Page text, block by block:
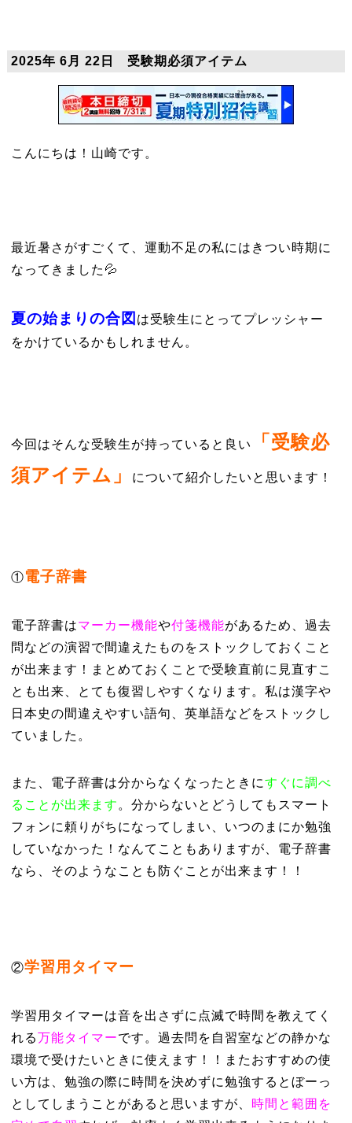
2025年 6月 22日 受験期必須アイテム
こんにちは！山崎です。
最近暑さがすごくて、運動不足の私にはきつい時期に
なってきました💦
夏の始まりの合図 は受験生にとってプレッシャー
をかけているかもしれません。
今回はそんな受験生が持っていると良い
「受験必
須アイテム」
について紹介したいと思います！
①電子辞書
電子辞書はマーカー機能や付箋機能があるため、過去
問などの演習で間違えたものをストックしておくこと
が出来ます！まとめておくことで受験直前に見直すこ
とも出来、とても復習しやすくなります。私は漢字や
日本史の間違えやすい語句、英単語などをストックし
ていました。
また、電子辞書は分からなくなったときにすぐに調べ
ることが出来ます 。分からないとどうしてもスマート
フォンに頼りがちになってしまい、いつのまにか勉強
していなかった！なんてこともありますが、電子辞書
なら、そのようなことも防ぐことが出来ます！！
②学習用タイマー
学習用タイマーは音を出さずに点滅で時間を教えてく
れる万能タイマーです。過去問を自習室などの静かな
環境で受けたいときに使えます！！またおすすめの使
い方は、勉強の際に時間を決めずに勉強するとぼーっ
としてしまうことがあると思いますが、 時間と範囲を